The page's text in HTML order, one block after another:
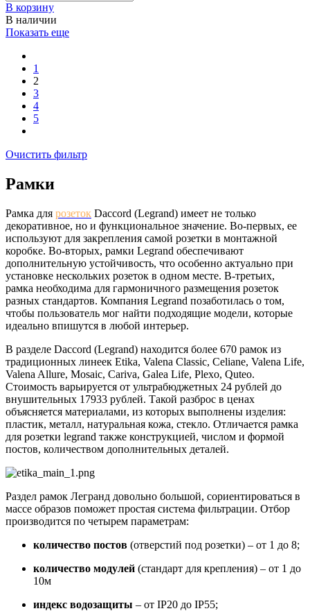
В корзинy
В наличии
Показать еще
1
2
3
4
5
Очистить фильтр
Рамки
Рамка для розеток Daccord (Legrand) имеет не только
декоративное, но и функциональное значение. Во-первых, ее
используют для закрепления самой розетки в монтажной
коробке. Во-вторых, рамки Legrand обеспечивают
дополнительную устойчивость, что особенно актуально при
установке нескольких розеток в одном месте. В-третьих,
рамка необходима для гармоничного размещения розеток
разных стандартов. Компания Legrand позаботилась о том,
чтобы пользователь мог найти подходящие модели, которые
идеально впишутся в любой интерьер.
В разделе Daccord (Legrand) находится более 670 рамок из
традиционных линеек Etika, Valena Classic, Celiane, Valena Life,
Valena Allure, Mosaic, Cariva, Galea Life, Plexo, Quteo.
Стоимость варьируется от ультрабюджетных 24 рублей до
внушительных 17933 рублей. Такой разброс в ценах
объясняется материалами, из которых выполнены изделия:
пластик, металл, натуральная кожа, стекло. Отличается рамка
для розетки legrand также конструкцией, числом и формой
постов, количеством дополнительных деталей.
Раздел рамок Легранд довольно большой, сориентироваться в
массе образов поможет простая система фильтрации. Отбор
производится по четырем параметрам:
количество постов (отверстий под розетки) – от 1 до 8;
количество модулей (стандарт для крепления) – от 1 до
10м
индекс водозащиты – от IP20 до IP55;